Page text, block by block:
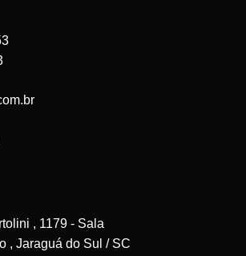
, 1179 - Sala
, Jaraguá do Sul / SC